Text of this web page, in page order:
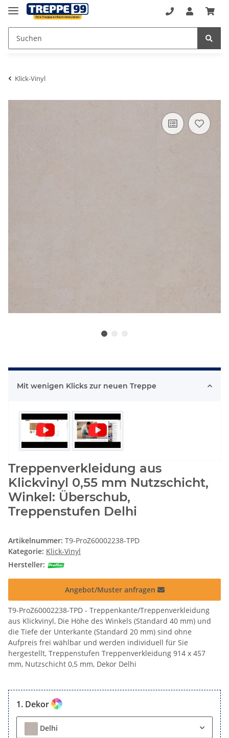
Klick-Vinyl
Mit wenigen Klicks zur neuen Treppe
Treppenverkleidung aus
Klickvinyl 0,55 mm Nutzschicht,
Winkel: Überschub,
Treppenstufen Delhi
Artikelnummer: T9-ProZ60002238-TPD
Kategorie: Klick-Vinyl
Hersteller:
Angebot/Muster anfragen
T9-ProZ60002238-TPD - Treppenkante/Treppenverkleidung
aus Klickvinyl, Die Höhe des Winkels (Standard 40 mm) und
die Tiefe der Unterkante (Standard 20 mm) sind ohne
Aufpreis frei wählbar und werden individuell für Sie
hergestellt, Treppenstufen Treppenverkleidung 914 x 457
mm, Nutzschicht 0,5 mm, Dekor Delhi
Dekor
Delhi